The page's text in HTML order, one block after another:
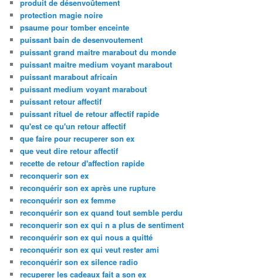
produit de désenvoûtement
protection magie noire
psaume pour tomber enceinte
puissant bain de desenvoutement
puissant grand maitre marabout du monde
puissant maitre medium voyant marabout
puissant marabout africain
puissant medium voyant marabout
puissant retour affectif
puissant rituel de retour affectif rapide
qu'est ce qu'un retour affectif
que faire pour recuperer son ex
que veut dire retour affectif
recette de retour d'affection rapide
reconquerir son ex
reconquérir son ex après une rupture
reconquérir son ex femme
reconquérir son ex quand tout semble perdu
reconquerir son ex qui n a plus de sentiment
reconquérir son ex qui nous a quitté
reconquérir son ex qui veut rester ami
reconquérir son ex silence radio
recuperer les cadeaux fait a son ex